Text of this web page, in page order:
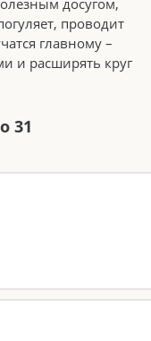
досугом,
проводит
главному –
и расширять круг
31